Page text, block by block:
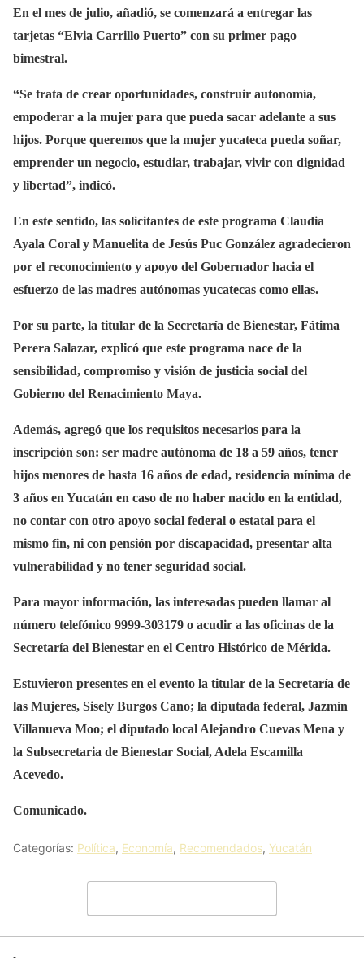
En el mes de julio, añadió, se comenzará a entregar las
tarjetas “Elvia Carrillo Puerto” con su primer pago
bimestral.
“Se trata de crear oportunidades, construir autonomía,
empoderar a la mujer para que pueda sacar adelante a sus
hijos. Porque queremos que la mujer yucateca pueda soñar,
emprender un negocio, estudiar, trabajar, vivir con dignidad
y libertad”, indicó.
En este sentido, las solicitantes de este programa Claudia
Ayala Coral y Manuelita de Jesús Puc González agradecieron
por el reconocimiento y apoyo del Gobernador hacia el
esfuerzo de las madres autónomas yucatecas como ellas.
Por su parte, la titular de la Secretaría de Bienestar, Fátima
Perera Salazar, explicó que este programa nace de la
sensibilidad, compromiso y visión de justicia social del
Gobierno del Renacimiento Maya.
Además, agregó que los requisitos necesarios para la
inscripción son: ser madre autónoma de 18 a 59 años, tener
hijos menores de hasta 16 años de edad, residencia mínima de
3 años en Yucatán en caso de no haber nacido en la entidad,
no contar con otro apoyo social federal o estatal para el
mismo fin, ni con pensión por discapacidad, presentar alta
vulnerabilidad y no tener seguridad social.
Para mayor información, las interesadas pueden llamar al
número telefónico 9999-303179 o acudir a las oficinas de la
Secretaría del Bienestar en el Centro Histórico de Mérida.
Estuvieron presentes en el evento la titular de la Secretaría de
las Mujeres, Sisely Burgos Cano; la diputada federal, Jazmín
Villanueva Moo; el diputado local Alejandro Cuevas Mena y
la Subsecretaria de Bienestar Social, Adela Escamilla
Acevedo.
Comunicado.
Categorías: Política, Economía, Recomendados, Yucatán